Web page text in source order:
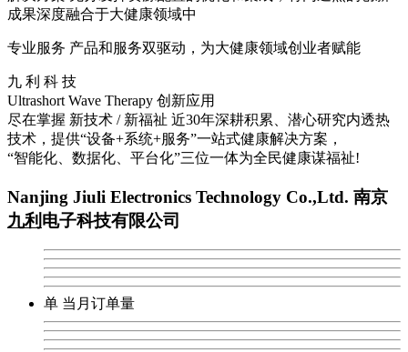
成果深度融合于大健康领域中
专业服务 产品和服务双驱动，为大健康领域创业者赋能
九 利 科 技
Ultrashort Wave Therapy 创新应用
尽在掌握 新技术 / 新福祉 近30年深耕积累、潜心研究内透热
技术，提供“设备+系统+服务”一站式健康解决方案，
“智能化、数据化、平台化”三位一体为全民健康谋福祉!
Nanjing Jiuli Electronics Technology Co.,Ltd. 南京
九利 电子科技有限公司
单 当月订单量